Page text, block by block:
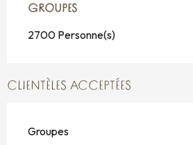
GROUPES
GROUPES
2700 Personne(s)
CLIENTÈLES ACCEPTÉES
Groupes